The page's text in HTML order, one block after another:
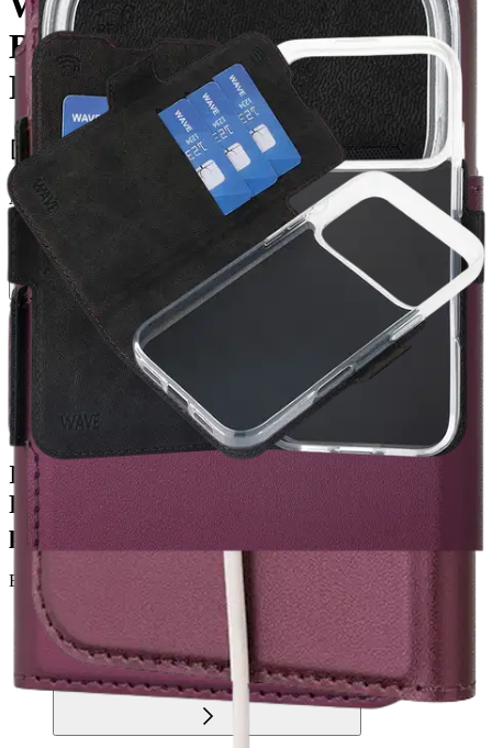
Book Case, Apple iPhone 17
Pro, smoky sangria
16,96 €
Asiakasomistajahinta
Hinta ilman S-Etukorttia:
19,95 €
Verkkokaupan hinta
Valitse toimitustapa
Nouto myymälästä
Ilmainen
Siirry valitsemaan myymälä
Toimitus
Kotiin tai noutopisteeseen
Ilmainen toimitus yli 100 €:n tilauksille
Postin pakettiautomaattiin tai
palvelupisteeseen!
Etu ei koske Suuri‑lisäpalvelulla toimitettavia tuotteita.
Tarkista myymäläsaatavuus